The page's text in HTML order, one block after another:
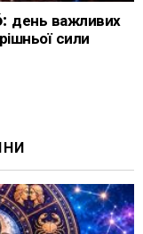
день важливих
сили